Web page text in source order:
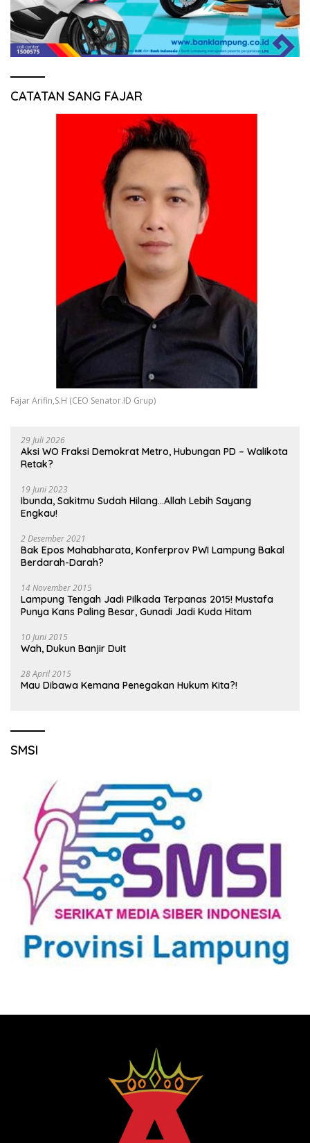
CATATAN SANG FAJAR
Fajar Arifin,S.H (CEO Senator.ID Grup)
29 Juli 2026
Aksi WO Fraksi Demokrat Metro, Hubungan PD – Walikota
Retak?
19 Juni 2023
Ibunda, Sakitmu Sudah Hilang…Allah Lebih Sayang
Engkau!
2 Desember 2021
Bak Epos Mahabharata, Konferprov PWI Lampung Bakal
Berdarah-Darah?
14 November 2015
Lampung Tengah Jadi Pilkada Terpanas 2015! Mustafa
Punya Kans Paling Besar, Gunadi Jadi Kuda Hitam
10 Juni 2015
Wah, Dukun Banjir Duit
28 April 2015
Mau Dibawa Kemana Penegakan Hukum Kita?!
SMSI